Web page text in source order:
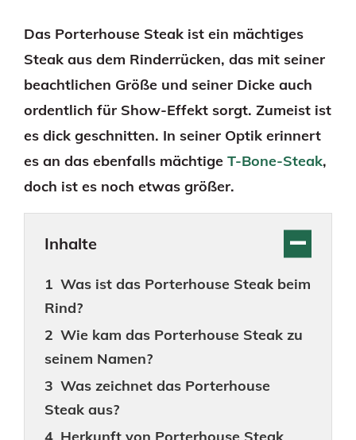
Das Porterhouse Steak ist ein mächtiges
Steak aus dem Rinderrücken, das mit seiner
beachtlichen Größe und seiner Dicke auch
ordentlich für Show-Effekt sorgt. Zumeist ist
es dick geschnitten. In seiner Optik erinnert
es an das ebenfalls mächtige T-Bone-Steak,
doch ist es noch etwas größer.
Inhalte
Was ist das Porterhouse Steak beim
Rind?
Wie kam das Porterhouse Steak zu
seinem Namen?
Was zeichnet das Porterhouse
Steak aus?